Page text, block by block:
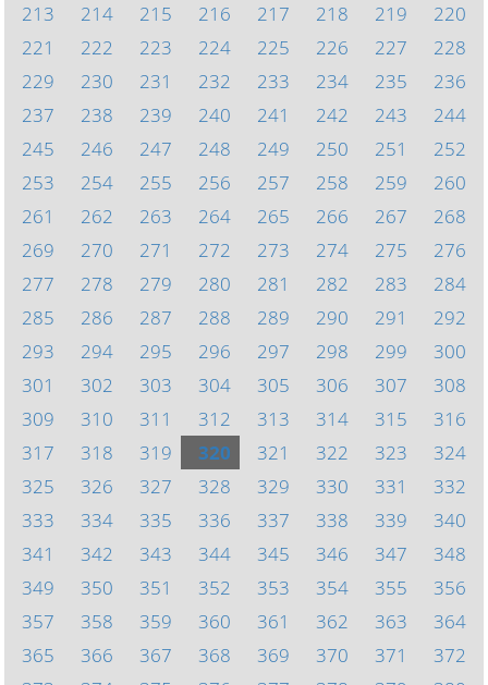
213
214 215 216 217 218 219
220
221
222 223 224 225 226 227
228
229
230 231 232 233 234 235
236
237
238 239 240 241 242 243
244
245
246 247 248 249 250 251
252
253
254 255 256 257 258 259
260
261
262 263 264 265 266 267
268
269
270 271 272 273 274 275
276
277
278 279 280 281 282 283
284
285
286 287 288 289 290 291
292
293
294 295 296 297 298 299
300
301
302 303 304 305 306 307
308
309
310 311 312 313 314 315
316
317
318 319 320 321 322 323
324
325
326 327 328 329 330 331
332
333
334 335 336 337 338 339
340
341
342 343 344 345 346 347
348
349
350 351 352 353 354 355
356
357
358 359 360 361 362 363
364
365
366 367 368 369 370 371
372